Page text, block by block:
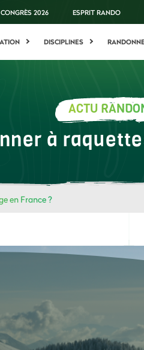
CONGRÈS 2026 ESPRIT RANDO
DISCIPLINES
ACTU
à
en France ?